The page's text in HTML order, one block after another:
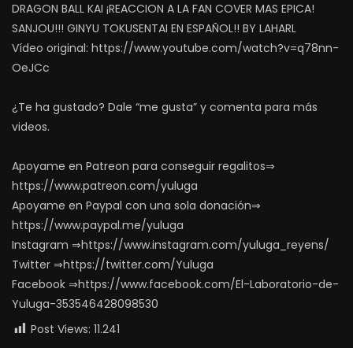
DRAGON BALL KAI ¡REACCION A LA FAN COVER MAS EPICA!
SANJOU!!! GINYU TOKUSENTAI EN ESPAÑOL!! BY LAHARL
Vídeo original: https://www.youtube.com/watch?v=q78nn-
OeJCc
¿Te ha gustado? Dale “me gusta” y comenta para más
videos.
Apoyame en Patreon para conseguir regalitos⇒
https://www.patreon.com/yuluga
Apoyame en Paypal con una sola donación⇒
https://www.paypal.me/yuluga
Instagram ⇒https://www.instagram.com/yuluga_reyens/
Twitter ⇒https://twitter.com/Yuluga
Facebook ⇒https://www.facebook.com/El-Laboratorio-de-
Yuluga-353546428098530
Post Views: 11.241